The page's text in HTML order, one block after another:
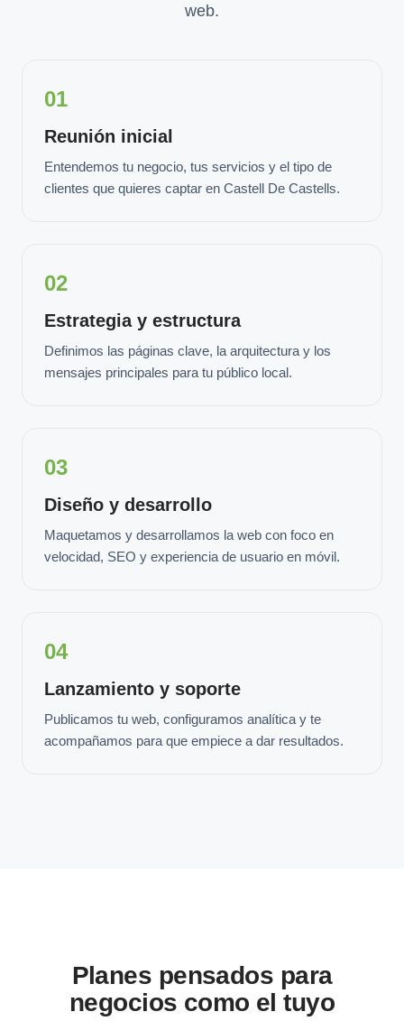
web.
01
Reunión inicial
Entendemos tu negocio, tus servicios y el tipo de
clientes que quieres captar en Castell De Castells.
02
Estrategia y estructura
Definimos las páginas clave, la arquitectura y los
mensajes principales para tu público local.
03
Diseño y desarrollo
Maquetamos y desarrollamos la web con foco en
velocidad, SEO y experiencia de usuario en móvil.
04
Lanzamiento y soporte
Publicamos tu web, configuramos analítica y te
acompañamos para que empiece a dar resultados.
Planes pensados para
negocios como el tuyo